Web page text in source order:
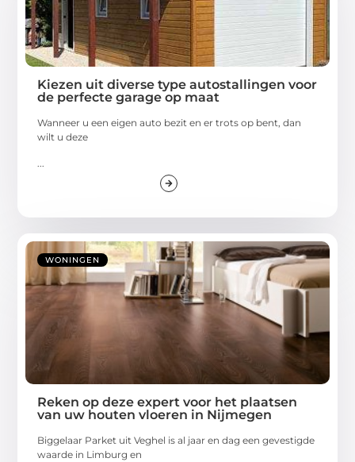
Kiezen uit diverse type autostallingen voor
de perfecte garage op maat
Wanneer u een eigen auto bezit en er trots op bent, dan
wilt u deze
WONINGEN
Reken op deze expert voor het plaatsen
van uw houten vloeren in Nijmegen
Biggelaar Parket uit Veghel is al jaar en dag een gevestigde
waarde in Limburg en